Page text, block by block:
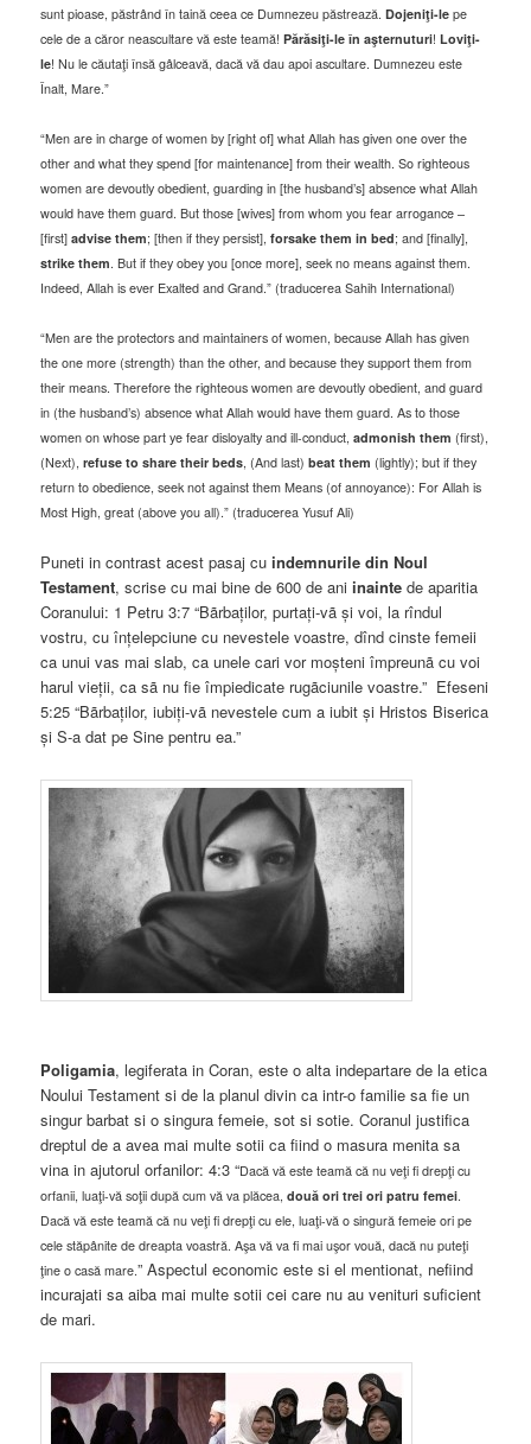
sunt pioase, păstrând în taină ceea ce Dumnezeu păstrează.Dojeniţi-le pe
cele de a căror neascultare vă este teamă!Părăsiţi-le în aşternuturi!Loviţi-
le! Nu le căutaţi însă gâlceavă, dacă vă dau apoi ascultare. Dumnezeu este
Înalt, Mare.”
“Men are in charge of women by [right of] what Allah has given one over the
other and what they spend [for maintenance] from their wealth. So righteous
women are devoutly obedient, guarding in [the husband’s] absence what Allah
would have them guard. But those [wives] from whom you fear arrogance –
[first]advise them; [then if they persist],forsake them in bed; and [finally],
strike them. But if they obey you [once more], seek no means against them.
Indeed, Allah is ever Exalted and Grand.” (traducerea Sahih International)
“Men are the protectors and maintainers of women, because Allah has given
the one more (strength) than the other, and because they support them from
their means. Therefore the righteous women are devoutly obedient, and guard
in (the husband’s) absence what Allah would have them guard. As to those
women on whose part ye fear disloyalty and ill-conduct,admonish them (first),
(Next),refuse to share their beds, (And last)beat them (lightly); but if they
return to obedience, seek not against them Means (of annoyance): For Allah is
Most High, great (above you all).” (traducerea Yusuf Ali)
Puneti in contrast acest pasaj cuindemnurile din Noul
Testament, scrise cu mai bine de 600 de aniinainte de aparitia
Coranului: 1 Petru 3:7 “Bãrbaților, purtați-vã și voi, la rîndul
vostru, cu înțelepciune cu nevestele voastre, dînd cinste femeii
ca unui vas mai slab, ca unele cari vor moșteni împreunã cu voi
harul vieții, ca sã nu fie împiedicate rugãciunile voastre.” Efeseni
5:25 “Bãrbaților, iubiți-vã nevestele cum a iubit și Hristos Biserica
și S-a dat pe Sine pentru ea.”
Poligamia, legiferata in Coran, este o alta indepartare de la etica
Noului Testament si de la planul divin ca intr-o familie sa fie un
singur barbat si o singura femeie, sot si sotie. Coranul justifica
dreptul de a avea mai multe sotii ca fiind o masura menita sa
vina in ajutorul orfanilor: 4:3 “Dacă vă este teamă că nu veţi fi drepţi cu
orfanii, luaţi-vă soţii după cum vă va plăcea,două ori trei ori patru femei.
Dacă vă este teamă că nu veţi fi drepţi cu ele, luaţi-vă o singură femeie ori pe
cele stăpânite de dreapta voastră. Aşa vă va fi mai uşor vouă, dacă nu puteţi
ţine o casă mare.” Aspectul economic este si el mentionat, nefiind
incurajati sa aiba mai multe sotii cei care nu au venituri suficient
de mari.